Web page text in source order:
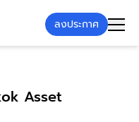
ลงประกาศ
Asset